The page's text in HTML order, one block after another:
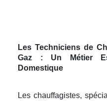
Les Techniciens de
Gaz : Un Métier
Domestique
Les chauffagistes,